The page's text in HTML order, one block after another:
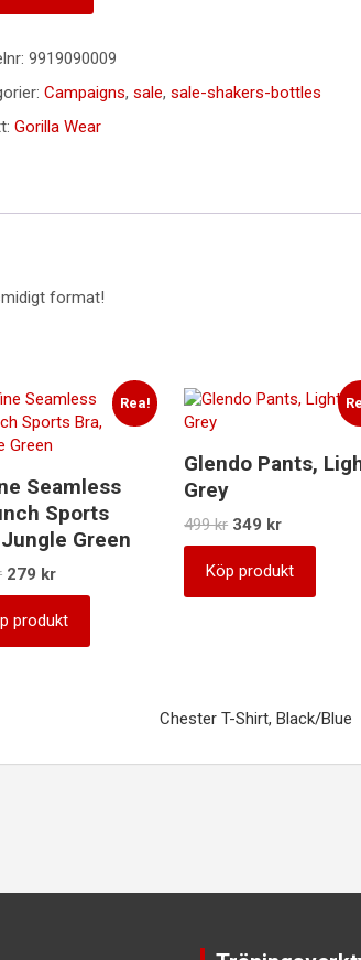
9919090009
Campaigns, sale, sale-shakers-bottles
Gorilla Wear
format!
Rea!
Seamless
Sports
Green
Det
ursprungliga
priset
var:
279 krDet
nuvarande
priset
är:
produkt
Glendo Pants,
Grey
499kr Det
ursprungliga
priset
var:
349 krDet
nuvarande
priset
är:
Köp produkt
Chester T-Shirt, Black/Blue